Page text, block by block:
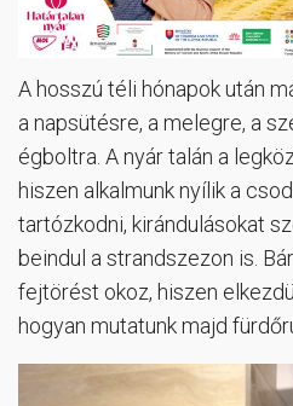
A hosszú téli hónapok után
a napsütésre, a melegre, a
égboltra. A nyár talán a
hiszen alkalmunk nyílik a
tartózkodni, kirándulásokat
beindul a strandszezon is.
fejtörést okoz, hiszen
hogyan mutatunk majd